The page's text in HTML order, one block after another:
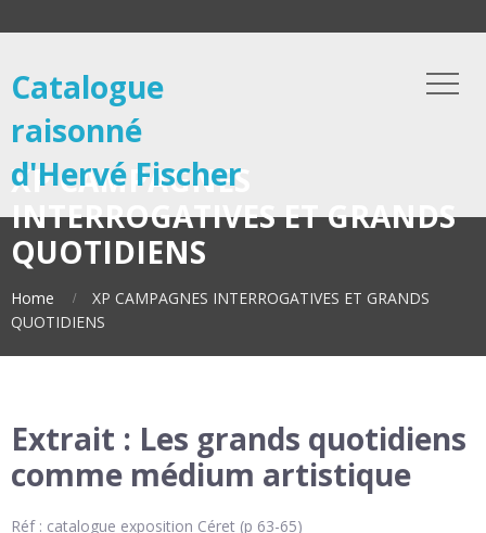
Catalogue
raisonné
d'Hervé Fischer
XP CAMPAGNES
INTERROGATIVES ET GRANDS
QUOTIDIENS
Home
XP CAMPAGNES INTERROGATIVES ET GRANDS
QUOTIDIENS
Extrait : Les grands quotidiens
comme médium artistique
Réf : catalogue exposition Céret (p 63-65)